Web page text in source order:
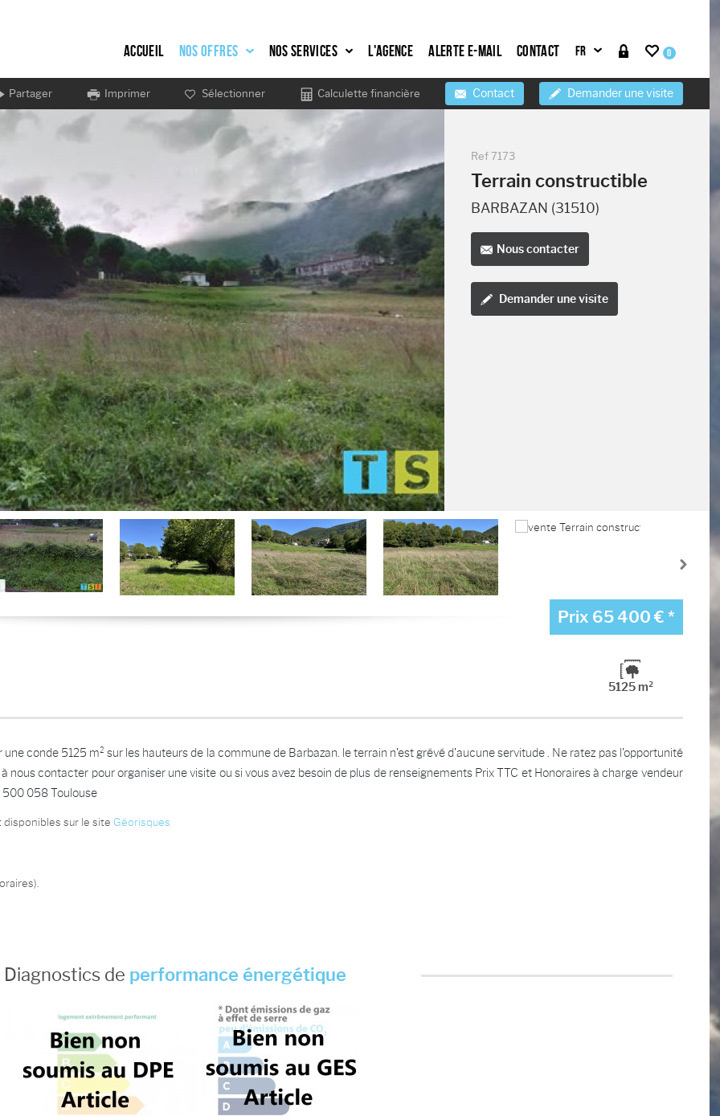
Accueil Nos offres Nos services L'agence Alerte e-mail Contact 0
Partager Imprimer Sélectionner Calculette financière Contact Demander une visite
Ref 7173
Terrain constructible
BARBAZAN (31510)
Nous contacter
Demander une visite
Prix 65 400 € *
5125 m²
conde 5125 m² sur les hauteurs de la commune de Barbazan. le terrain n'est grévé d'aucune servitude . Ne ratez pas l'opportunité
nous contacter pour organiser une visite ou si vous avez besoin de plus de renseignements Prix TTC et Honoraires à charge vendeur
500 058 Toulouse
sur le site Géorisques
Diagnostics de performance énergétique